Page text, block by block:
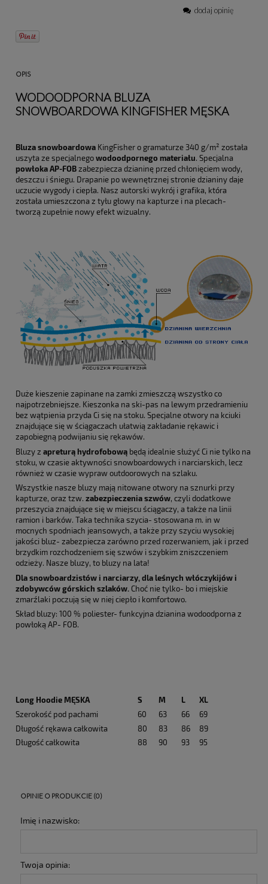
dodaj opinię
OPIS
WODOODPORNA BLUZA
SNOWBOARDOWA KINGFISHER MĘSKA
Bluza snowboardowa KingFisher o gramaturze 340 g/m² została
uszyta ze specjalnego wodoodpornego materiału. Specjalna
powłoka AP-FOB zabezpiecza dzianinę przed chłonięciem wody,
deszczu i śniegu. Drapanie po wewnętrznej stronie dzianiny daje
uczucie wygody i ciepła. Nasz autorski wykrój i grafika, która
została umieszczona z tyłu głowy na kapturze i na plecach-
tworzą zupełnie nowy efekt wizualny.
Duże kieszenie zapinane na zamki zmieszczą wszystko co
najpotrzebniejsze. Kieszonka na ski-pas na lewym przedramieniu
bez wątpienia przyda Ci się na stoku. Specjalne otwory na kciuki
znajdujące się w ściągaczach ułatwią zakładanie rękawic i
zapobiegną podwijaniu się rękawów.
Bluzy z apreturą hydrofobową będą idealnie służyć Ci nie tylko na
stoku, w czasie aktywności snowboardowych i narciarskich, lecz
również w czasie wypraw outdoorowych na szlaku.
Wszystkie nasze bluzy mają nitowane otwory na sznurki przy
kapturze, oraz tzw. zabezpieczenia szwów, czyli dodatkowe
przeszycia znajdujące się w miejscu ściągaczy, a także na linii
ramion i barków. Taka technika szycia- stosowana m. in w
mocnych spodniach jeansowych, a także przy szyciu wysokiej
jakości bluz- zabezpiecza zarówno przed rozerwaniem, jak i przed
brzydkim rozchodzeniem się szwów i szybkim zniszczeniem
odzieży. Nasze bluzy, to bluzy na lata!
Dla snowboardzistów i narciarzy, dla leśnych włóczykijów i
zdobywców górskich szlaków. Choć nie tylko- bo i miejskie
zmarźlaki poczują się w niej ciepło i komfortowo.
Skład bluzy: 100 % poliester- funkcyjna dzianina wodoodporna z
powłoką AP- FOB.
Long Hoodie MĘSKA S M L XL
Szerokość pod pachami 60 63 66
69
Długość rękawa całkowita
80 83 86
89
Długość całkowita
88 90 93 95
OPINIE O PRODUKCIE (0)
Imię i nazwisko:
Twoja opinia: